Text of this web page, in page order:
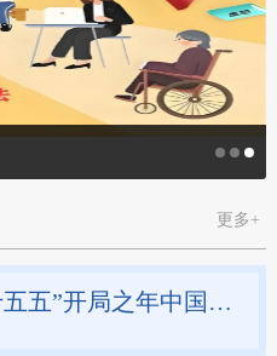
更多+
习近平总书记引领“十五五”开局之年中国经济破浪前行